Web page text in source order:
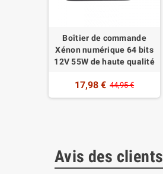
Boîtier de commande
Xénon numérique 64 bits
12V 55W de haute qualité
17,98 € 44,95 €
Avis des clients